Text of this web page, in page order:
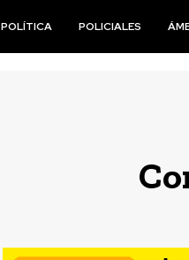
POLÍTICA POLICIALES